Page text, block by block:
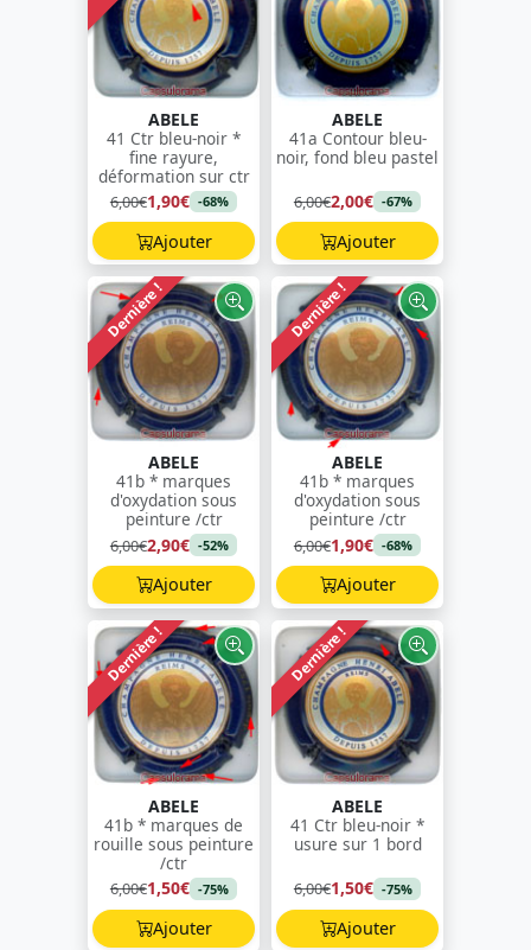
ABELE
41 Ctr bleu-noir *
fine rayure,
déformation sur ctr
6,00€1,90€ -68%
Ajouter
ABELE
41a Contour bleu-
noir, fond bleu pastel
6,00€2,00€ -67%
Ajouter
Dernière !
ABELE
41b * marques
d'oxydation sous
peinture /ctr
6,00€2,90€ -52%
Ajouter
Dernière !
ABELE
41b * marques
d'oxydation sous
peinture /ctr
6,00€1,90€ -68%
Ajouter
Dernière !
ABELE
41b * marques de
rouille sous peinture
/ctr
6,00€1,50€ -75%
Ajouter
Dernière !
ABELE
41 Ctr bleu-noir *
usure sur 1 bord
6,00€1,50€ -75%
Ajouter